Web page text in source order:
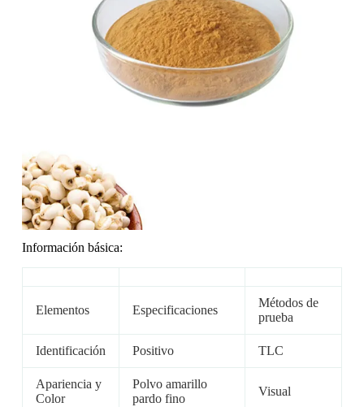
Información básica:
Elementos Especificaciones
Métodos de
prueba
Identificación Positivo TLC
Apariencia y
Color
Polvo amarillo
pardo fino
Visual